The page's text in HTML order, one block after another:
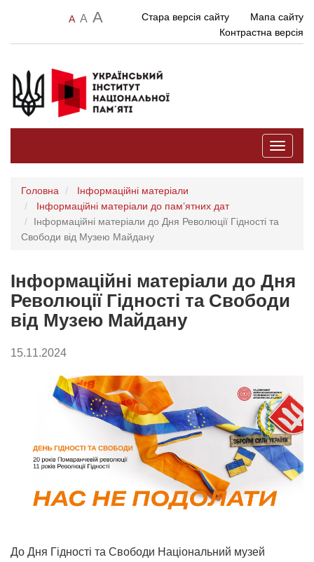
A A A Стара версія сайту
Мапа сайту
Контрастна версія
Toggle
Головна
Інформаційні матеріали
Інформаційні матеріали до памʼятних дат
Інформаційні матеріали до Дня Революції Гідності та
Свободи від Музею Майдану
Інформаційні матеріали до Дня
Революції Гідності та Свободи
від Музею Майдану
15.11.2024
До Дня Гідності та Свободи Національний музей